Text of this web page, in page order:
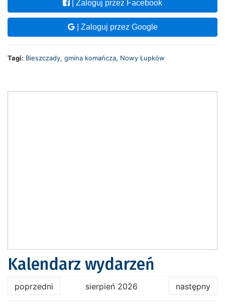
| Zaloguj przez Facebook
| Zaloguj przez Google
Tagi: Bieszczady, gmina komańcza, Nowy Łupków
Kalendarz wydarzeń
poprzedni sierpień 2026 następny